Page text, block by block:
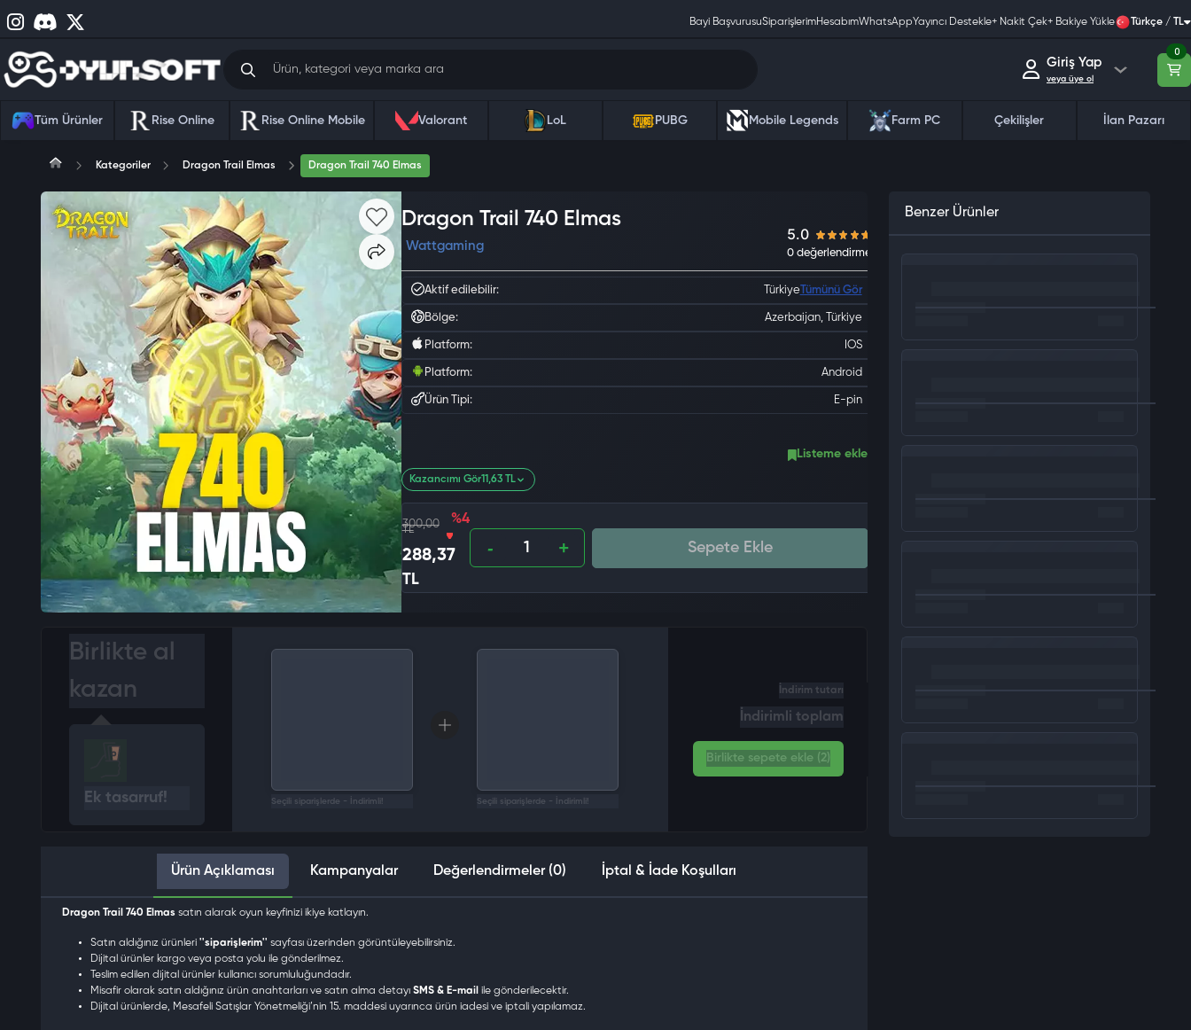
Bayi BaşvurusuSiparişlerimHesabımWhatsAppYayıncı Destekle+ Nakit Çek+ Bakiye Yükle Türkçe / TL
Giriş Yap
veya üye ol
0
Tüm Ürünler Rise Online Rise Online Mobile Valorant LoL PUBG Mobile Legends Farm PC Çekilişler İlan Pazarı
Kategoriler Dragon Trail Elmas Dragon Trail 740 Elmas
Dragon Trail 740 Elmas
Wattgaming
Aktif edilebilir: Türkiye Tümünü Gör
Bölge: Azerbaijan, Türkiye
Platform: IOS
Platform: Android
Ürün Tipi: E-pin
Listeme ekle
Kazancımı Gör11,63 TL
300,00
TL
%4
288,37
TL
Sepete Ekle
Birlikte al
kazan
Ek tasarruf! Seçili siparişlerde - İndirimli! Seçili siparişlerde - İndirimli!
İndirim tutarı
İndirimli toplam
Birlikte sepete ekle (2)
Ürün Açıklaması Kampanyalar Değerlendirmeler (0) İptal & İade Koşulları
Dragon Trail 740 Elmas satın alarak oyun keyfinizi ikiye katlayın.
Satın aldığınız ürünleri ''siparişlerim'' sayfası üzerinden görüntüleyebilirsiniz.
Dijital ürünler kargo veya posta yolu ile gönderilmez.
Teslim edilen dijital ürünler kullanıcı sorumluluğundadır.
Misafir olarak satın aldığınız ürün anahtarları ve satın alma detayı SMS & E-mail ile gönderilecektir.
Dijital ürünlerde, Mesafeli Satışlar Yönetmeliği’nin 15. maddesi uyarınca ürün iadesi ve iptali yapılamaz.
Benzer Ürünler